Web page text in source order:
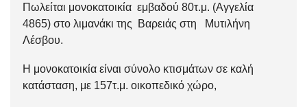
Πωλείται μονοκατοικία εμβαδού 80τ.μ. (Αγγελία
4865) στο λιμανάκι της Βαρειάς στη Μυτιλήνη
Λέσβου.
Η μονοκατοικία είναι σύνολο κτισμάτων σε καλή
κατάσταση, με 157τ.μ. οικοπεδικό χώρο,